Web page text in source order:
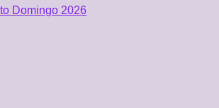
Domingo 2026